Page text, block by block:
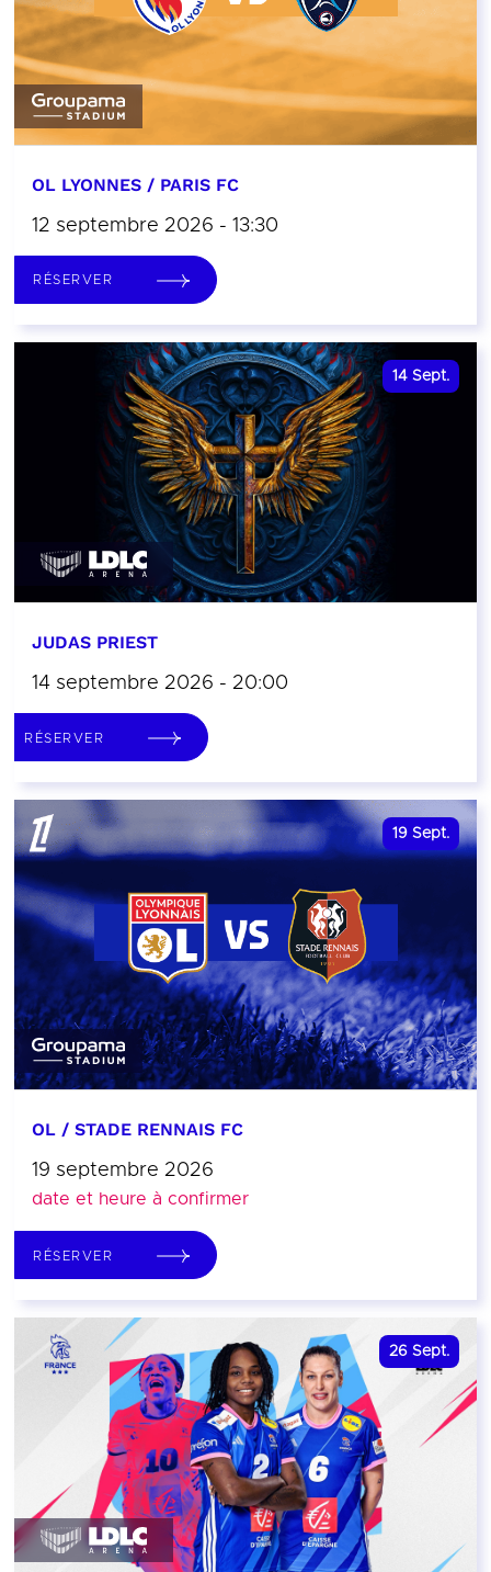
OL LYONNES / PARIS FC
12 septembre 2026 - 13:30
RÉSERVER
14 Sept.
JUDAS PRIEST
14 septembre 2026 - 20:00
RÉSERVER
19 Sept.
OL / STADE RENNAIS FC
19 septembre 2026
date et heure à confirmer
RÉSERVER
26 Sept.